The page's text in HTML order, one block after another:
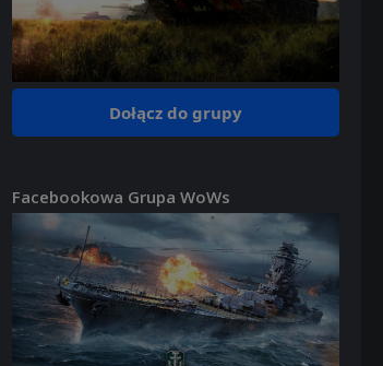
Dołącz do grupy
Facebookowa Grupa WoWs